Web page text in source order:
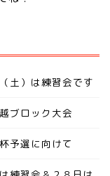
土）は練習会です
ブロック大会
予選に向けて